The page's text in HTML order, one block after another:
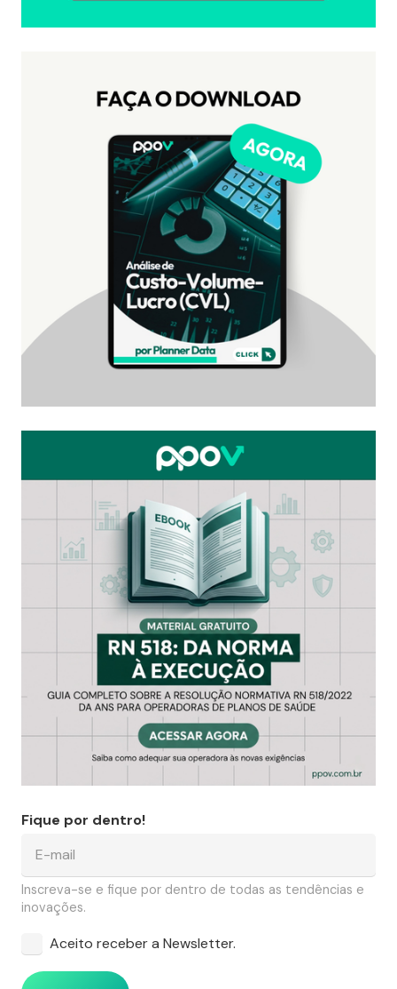
Fique por dentro!
Inscreva-se e fique por dentro de todas as tendências e
inovações.
Aceito receber a Newsletter.